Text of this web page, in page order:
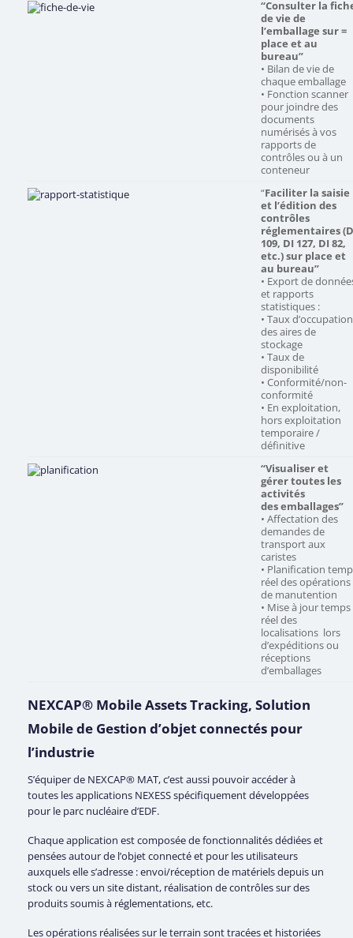
“Consulter la
de vie de
l’emballage sur =
place et au
bureau”
• Bilan de vie de
chaque emballage
• Fonction scanner
pour joindre des
documents
numérisés à vos
rapports de
contrôles ou à un
conteneur
“Faciliter la saisie
et l’édition des
contrôles
réglementaires
109, DI 127, DI 82,
etc.) sur place et
au bureau”
• Export de
et rapports
statistiques :
• Taux d’occupation
des aires de
stockage
• Taux de
disponibilité
• Conformité/non-
conformité
• En exploitation,
hors exploitation
temporaire /
définitive
“Visualiser et
gérer toutes les
activités
des emballages”
• Affectation des
demandes de
transport aux
caristes
• Planification
réel des opérations
de manutention
• Mise à jour temps
réel des
localisations lors
d’expéditions ou
réceptions
d’emballages
NEXCAP® Mobile Assets Tracking, Solution
Mobile de Gestion d’objet connectés pour
l’industrie
S’équiper de NEXCAP® MAT, c’est aussi pouvoir accéder à
toutes les applications NEXESS spécifiquement développées
pour le parc nucléaire d’EDF.
Chaque application est composée de fonctionnalités dédiées et
pensées autour de l’objet connecté et pour les utilisateurs
auxquels elle s’adresse : envoi/réception de matériels depuis un
stock ou vers un site distant, réalisation de contrôles sur des
produits soumis à réglementations, etc.
Les opérations réalisées sur le terrain sont tracées et historiées